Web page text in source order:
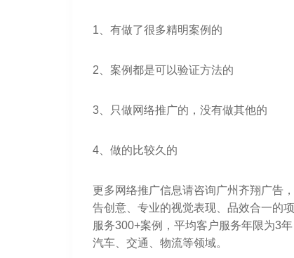
1、有做了很多精明案例的
2、案例都是可以验证方法的
3、只做网络推广的，没有做其他的
4、做的比较久的
更多网络推广信息请咨询广州齐翔广告
告创意、专业的视觉表现、品效合一的
服务300+案例，平均客户服务年限为3
汽车、交通、物流等领域。